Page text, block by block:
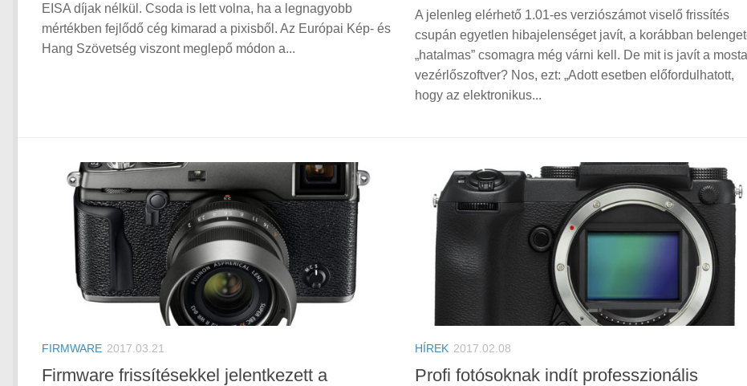
EISA díjak nélkül. Csoda is lett volna, ha a legnagyobb
mértékben fejlődő cég kimarad a pixisből. Az Európai Kép- és
Hang Szövetség viszont meglepő módon a...
A jelenleg elérhető 1.01-es verziószámot viselő frissítés
csupán egyetlen hibajelenséget javít, a korábban
„hatalmas” csomagra még várni kell. De mit is javít a
vezérlőszoftver? Nos, ezt: „Adott esetben előfordulhatott,
hogy az elektronikus...
FIRMWARE 2017.03.21
Firmware frissítésekkel jelentkezett a
HÍREK 2017.02.08
Profi fotósoknak indít professzionális